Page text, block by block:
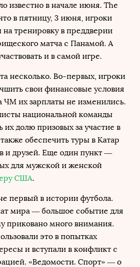
известно в начале июня. The
в пятницу, 3 июня, игроки
тренировку в преддверии
матча с Панамой. А
и в самой игре.
несколько. Во-первых, игроки
свои финансовые условия
ЧМ их зарплаты не изменились.
национальной команды
их долю призовых за участие в
обеспечить туры в Катар
и друзей. Еще один пункт —
для мужской и женской
США.
первый в истории футбола.
мира — большое событие для
приковано много внимания.
это в попытках
и вступали в конфликт с
«Ведомости. Спорт» — о